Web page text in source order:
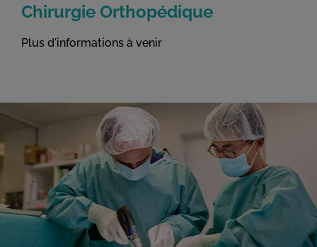
Chirurgie Orthopédique
Plus d'informations à venir